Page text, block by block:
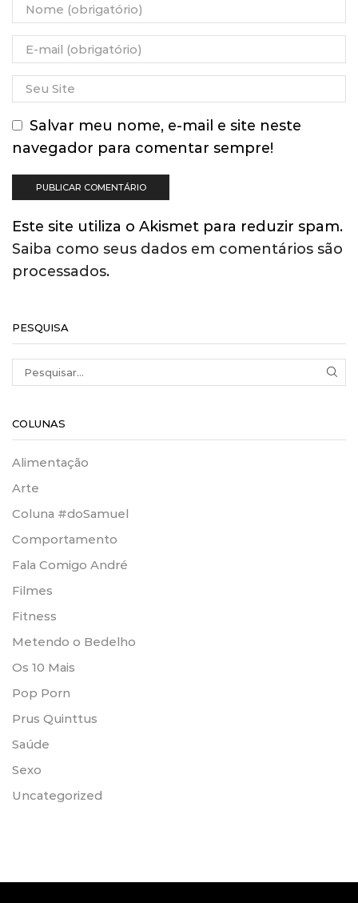
Salvar meu nome, e-mail e site neste
navegador para comentar sempre!
Este site utiliza o Akismet para reduzir spam.
Saiba como seus dados em comentários são
processados.
PESQUISA
COLUNAS
Alimentação
Arte
Coluna #doSamuel
Comportamento
Fala Comigo André
Filmes
Fitness
Metendo o Bedelho
Os 10 Mais
Pop Porn
Prus Quinttus
Saúde
Sexo
Uncategorized